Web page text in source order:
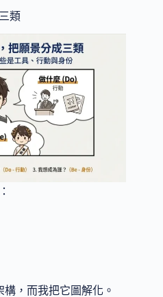
類
構，而我把它圖解化。